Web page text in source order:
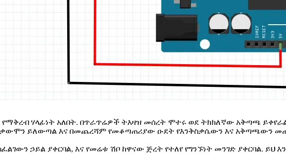
ሃላፊነት አለበት. በጥራጥሬዎች ትእዛዝ መሰረት ሞተሩ ወደ ትክክለኛው አቅጣጫ
ይለውጣል እና በመጨረሻም የመቆጣጠሪያው ዑደት የእንቅስቃሴውን እና አቅጣጫውን
ኃይል ያቀርባል, እና የመሬቱ ሽቦ ከዋናው ጅረት የተለየ የግንኙነት መንገድ ያቀርባል. ይህ